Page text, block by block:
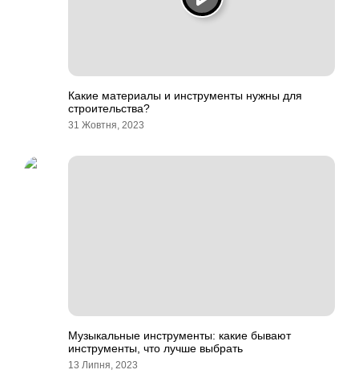
Какие материалы и инструменты нужны для
строительства?
31 Жовтня, 2023
Музыкальные инструменты: какие бывают
инструменты, что лучше выбрать
13 Липня, 2023